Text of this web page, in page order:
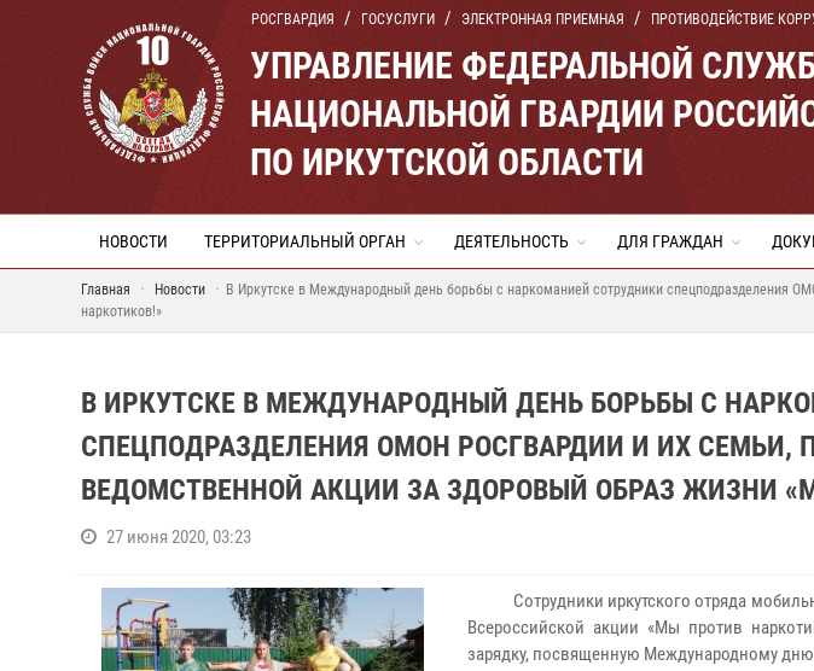
РОСГВАРДИЯ ГОСУСЛУГИ ЭЛЕКТРОННАЯ ПРИЕМНАЯ ПРОТИВОДЕЙСТВИЕ
УПРАВЛЕНИЕ ФЕДЕРАЛЬНОЙ
НАЦИОНАЛЬНОЙ ГВАРДИИ
ПО ИРКУТСКОЙ ОБЛАСТИ
НОВОСТИ ТЕРРИТОРИАЛЬНЫЙ ОРГАН ДЕЯТЕЛЬНОСТЬ ДЛЯ ГРАЖДАН
Главная Новости
В Иркутске в Международный день борьбы с наркоманией сотрудники спецподразделения
наркотиков!»
В ИРКУТСКЕ В МЕЖДУНАРОДНЫЙ ДЕНЬ БОРЬБЫ С
СПЕЦПОДРАЗДЕЛЕНИЯ ОМОН РОСГВАРДИИ И ИХ СЕМЬИ,
ВЕДОМСТВЕННОЙ АКЦИИ ЗА ЗДОРОВЫЙ ОБРАЗ ЖИЗНИ
27 июня 2020, 03:23
Сотрудники иркутского отряда
Всероссийской акции «Мы против
зарядку, посвященную Международному